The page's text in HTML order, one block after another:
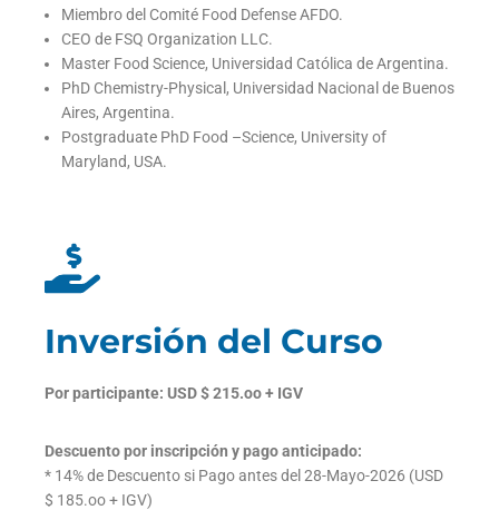
Miembro del Comité Food Defense AFDO.
CEO de FSQ Organization LLC.
Master Food Science, Universidad Católica de Argentina.
PhD Chemistry-Physical, Universidad Nacional de Buenos
Aires, Argentina.
Postgraduate PhD Food –Science, University of
Maryland, USA.
Inversión del Curso
Por participante: USD $ 215.oo + IGV
Descuento por inscripción y pago anticipado:
* 14% de Descuento si Pago antes del 28-Mayo-2026 (USD
$ 185.oo + IGV)